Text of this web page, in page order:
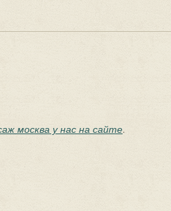
москва у нас на сайте.